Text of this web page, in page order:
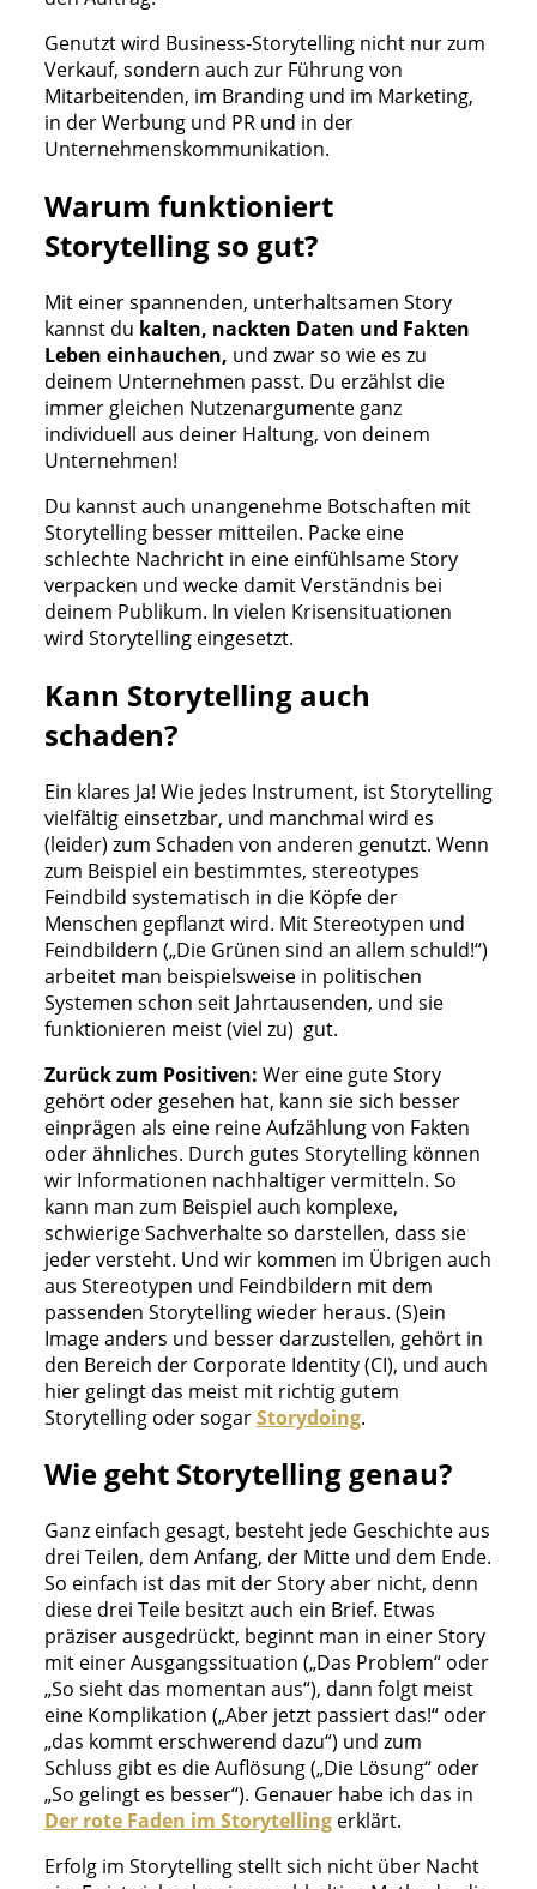
Genutzt wird Business-Storytelling nicht nur zum
Verkauf, sondern auch zur Führung von
Mitarbeitenden, im Branding und im Marketing,
in der Werbung und PR und in der
Unternehmenskommunikation.
Warum funktioniert
Storytelling so gut?
Mit einer spannenden, unterhaltsamen Story
kannst du kalten, nackten Daten und Fakten
Leben einhauchen, und zwar so wie es zu
deinem Unternehmen passt. Du erzählst die
immer gleichen Nutzenargumente ganz
individuell aus deiner Haltung, von deinem
Unternehmen!
Du kannst auch unangenehme Botschaften mit
Storytelling besser mitteilen. Packe eine
schlechte Nachricht in eine einfühlsame Story
verpacken und wecke damit Verständnis bei
deinem Publikum. In vielen Krisensituationen
wird Storytelling eingesetzt.
Kann Storytelling auch
schaden?
Ein klares Ja! Wie jedes Instrument, ist Storytelling
vielfältig einsetzbar, und manchmal wird es
(leider) zum Schaden von anderen genutzt. Wenn
zum Beispiel ein bestimmtes, stereotypes
Feindbild systematisch in die Köpfe der
Menschen gepflanzt wird. Mit Stereotypen und
Feindbildern („Die Grünen sind an allem schuld!“)
arbeitet man beispielsweise in politischen
Systemen schon seit Jahrtausenden, und sie
funktionieren meist (viel zu) gut.
Zurück zum Positiven: Wer eine gute Story
gehört oder gesehen hat, kann sie sich besser
einprägen als eine reine Aufzählung von Fakten
oder ähnliches. Durch gutes Storytelling können
wir Informationen nachhaltiger vermitteln. So
kann man zum Beispiel auch komplexe,
schwierige Sachverhalte so darstellen, dass sie
jeder versteht. Und wir kommen im Übrigen auch
aus Stereotypen und Feindbildern mit dem
passenden Storytelling wieder heraus. (S)ein
Image anders und besser darzustellen, gehört in
den Bereich der Corporate Identity (CI), und auch
hier gelingt das meist mit richtig gutem
Storytelling oder sogarStorydoing.
Wie geht Storytelling genau?
Ganz einfach gesagt, besteht jede Geschichte aus
drei Teilen, dem Anfang, der Mitte und dem Ende.
So einfach ist das mit der Story aber nicht, denn
diese drei Teile besitzt auch ein Brief. Etwas
präziser ausgedrückt, beginnt man in einer Story
mit einer Ausgangssituation („Das Problem“ oder
„So sieht das momentan aus“), dann folgt meist
eine Komplikation („Aber jetzt passiert das!“ oder
„das kommt erschwerend dazu“) und zum
Schluss gibt es die Auflösung („Die Lösung“ oder
„So gelingt es besser“). Genauer habe ich das in
Der rote Faden im Storytellingerklärt.
Erfolg im Storytelling stellt sich nicht über Nacht